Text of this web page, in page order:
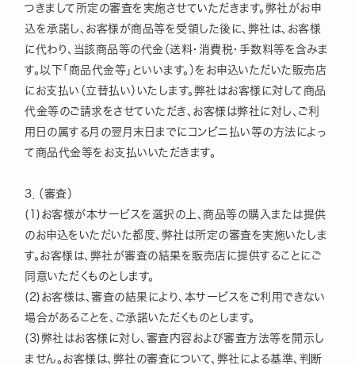
つきまして所定の審査を実施させていただきます。弊社がお申
込を承諾し、お客様が商品等を受領した後に、弊社は、お客様
に代わり、当該商品等の代金（送料・消費税・手数料等を含みま
す。以下「商品代金等」といいます。）をお申込いただいた販売店
にお支払い（立替払い）いたします。弊社はお客様に対して商品
代金等のご請求をさせていただき、お客様は弊社に対し、ご利
用日の属する月の翌月末日までにコンビニ払い等の方法によっ
て商品代金等をお支払いいただきます。
3．（審査）
(1)お客様が本サービスを選択の上、商品等の購入または提供
のお申込をいただいた都度、弊社は所定の審査を実施いたしま
す。お客様は、弊社が審査の結果を販売店に提供することにご
同意いただくものとします。
(2)お客様は、審査の結果により、本サービスをご利用できない
場合があることを、ご承諾いただくものとします。
(3)弊社はお客様に対し、審査内容および審査方法等を開示し
ません。お客様は、弊社の審査について、弊社による基準、判断